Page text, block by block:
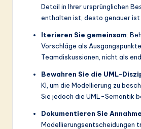
Detail in Ihrer ursprünglichen
enthalten ist, desto genauer
Iterieren Sie gemeinsam:
Vorschläge als
Teamdiskussionen, nicht als
Bewahren Sie die UML-
KI, um die Modellierung zu
Sie jedoch die UML-Semantik
Dokumentieren Sie
Modellierungsentscheidungen